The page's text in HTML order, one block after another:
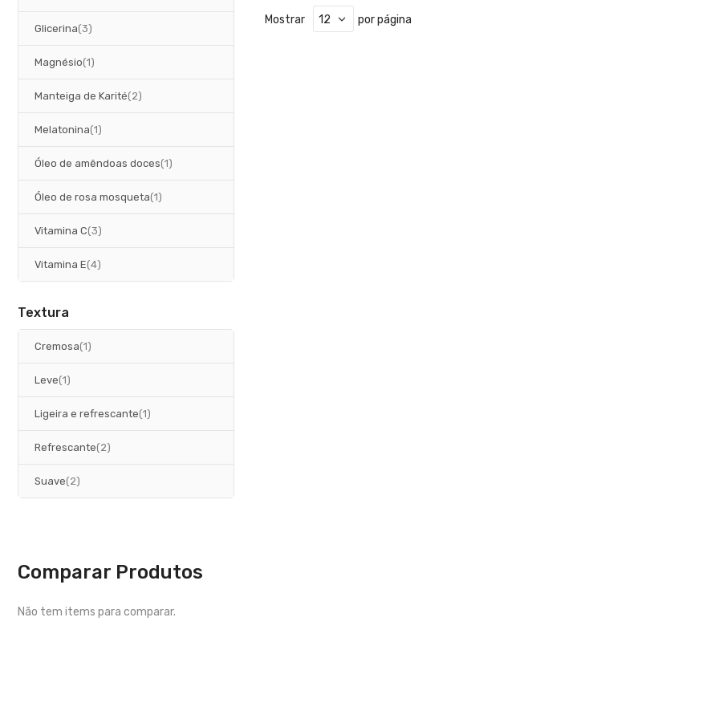
Mostrar por página
Glicerina 3
artigos
Magnésio 1
artigo
Manteiga de Karité 2
artigos
Melatonina 1
artigo
Óleo de amêndoas doces 1
artigo
Óleo de rosa mosqueta 1
artigo
Vitamina C 3
artigos
Vitamina E 4
artigos
Textura
Cremosa 1
artigo
Leve 1
artigo
Ligeira e refrescante 1
artigo
Refrescante 2
artigos
Suave 2
artigos
Comparar Produtos
Não tem items para comparar.